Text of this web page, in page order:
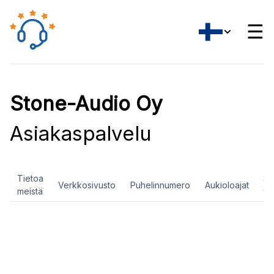
☰
Stone-Audio Oy
Asiakaspalvelu
Tietoa
meistä
Verkkosivusto Puhelinnumero Aukioloajat